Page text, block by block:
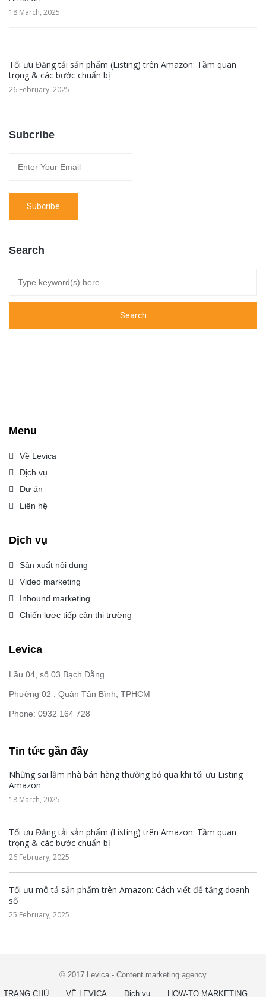
18 March, 2025
Tối ưu Đăng tải sản phẩm (Listing) trên Amazon: Tầm quan
trọng & các bước chuẩn bị
26 February, 2025
Subcribe
Search
Menu
Về Levica
Dịch vụ
Dự án
Liên hệ
Dịch vụ
Sản xuất nội dung
Video marketing
Inbound marketing
Chiến lược tiếp cận thị trường
Levica
Lầu 04, số 03 Bạch Đằng
Phường 02 , Quận Tân Bình, TPHCM
Phone: 0932 164 728
Tin tức gần đây
Những sai lầm nhà bán hàng thường bỏ qua khi tối ưu Listing
Amazon
18 March, 2025
Tối ưu Đăng tải sản phẩm (Listing) trên Amazon: Tầm quan
trọng & các bước chuẩn bị
26 February, 2025
Tối ưu mô tả sản phẩm trên Amazon: Cách viết để tăng doanh
số
25 February, 2025
© 2017 Levica - Content marketing agency
TRANG CHỦ VỀ LEVICA Dịch vụ HOW-TO MARKETING